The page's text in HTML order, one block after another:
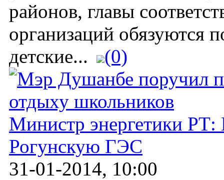
районов, главы
организаций обязуются
детские...
(0)
Министр энергетики
Рогунскую ГЭС
31-01-2014, 10:00